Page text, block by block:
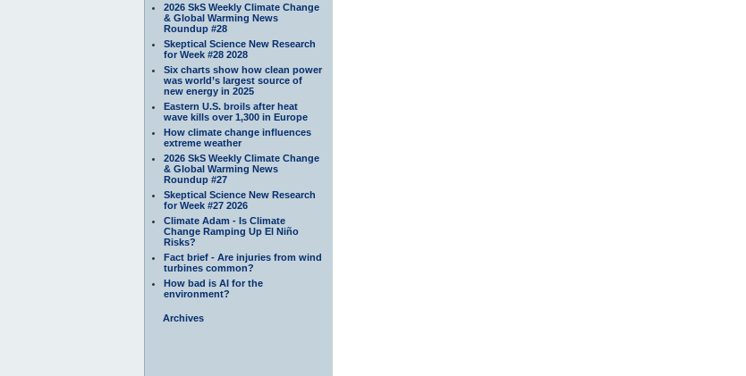
2026 SkS Weekly Climate Change
& Global Warming News
Roundup #28
Skeptical Science New Research
for Week #28 2028
Six charts show how clean power
was world’s largest source of
new energy in 2025
Eastern U.S. broils after heat
wave kills over 1,300 in Europe
How climate change influences
extreme weather
2026 SkS Weekly Climate Change
& Global Warming News
Roundup #27
Skeptical Science New Research
for Week #27 2026
Climate Adam - Is Climate
Change Ramping Up El Niño
Risks?
Fact brief - Are injuries from wind
turbines common?
How bad is AI for the
environment?
Archives